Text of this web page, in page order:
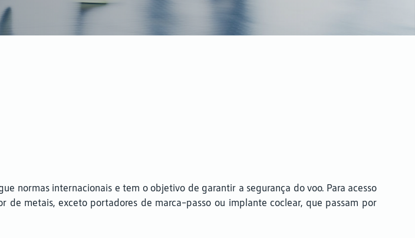
normas internacionais e tem o objetivo de garantir a segurança do voo. Para acesso
metais, exceto portadores de marca-passo ou implante coclear, que passam por